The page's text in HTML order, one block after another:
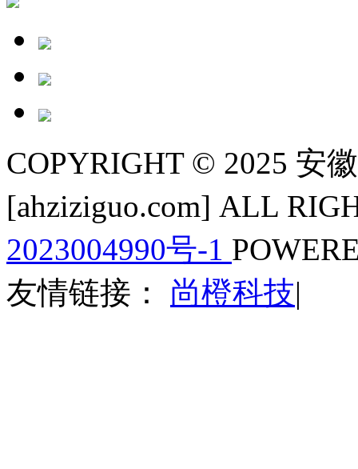
COPYRIGHT © 2025 安
[ahziziguo.com] ALL
2023004990号-1
友情链接： 尚橙科技|